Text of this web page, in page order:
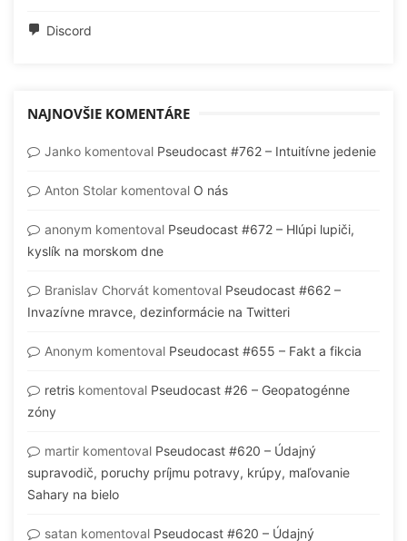
Discord
NAJNOVŠIE KOMENTÁRE
Janko komentoval Pseudocast #762 – Intuitívne jedenie
Anton Stolar komentoval O nás
anonym komentoval Pseudocast #672 – Hlúpi lupiči,
kyslík na morskom dne
Branislav Chorvát komentoval Pseudocast #662 –
Invazívne mravce, dezinformácie na Twitteri
Anonym komentoval Pseudocast #655 – Fakt a fikcia
retris komentoval Pseudocast #26 – Geopatogénne
zóny
martir komentoval Pseudocast #620 – Údajný
supravodič, poruchy príjmu potravy, krúpy, maľovanie
Sahary na bielo
satan komentoval Pseudocast #620 – Údajný